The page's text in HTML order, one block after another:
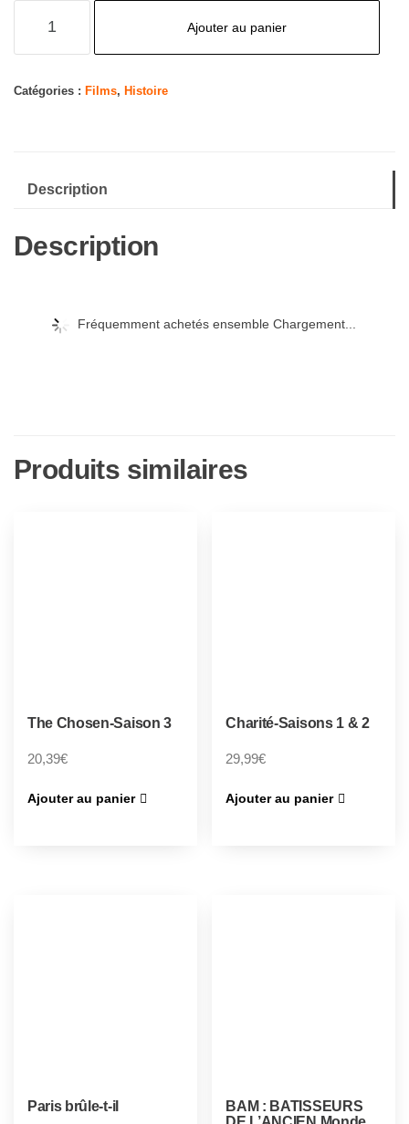
AU
Ajouter au panier
Catégories : Films, Histoire
Description
Description
Fréquemment achetés ensemble Chargement...
Produits similaires
The Chosen-Saison 3
20,39€
Ajouter au panier
Charité-Saisons 1 & 2
29,99€
Ajouter au panier
Paris brûle-t-il
BAM : BATISSEURS